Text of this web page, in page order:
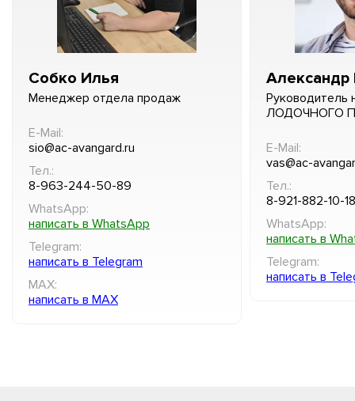
Собко Илья
Менеджер отдела продаж
E-Mail:
sio@ac-avangard.ru
Тел.:
8-963-244-50-89
WhatsApp:
написать в WhatsApp
Telegram:
написать в Telegram
MAX:
написать в MAX
Александр
Руководитель
ЛОДОЧНОГО
E-Mail:
vas@ac-
Тел.:
8-921-882-10-18
WhatsApp:
написать в
Telegram:
написать в